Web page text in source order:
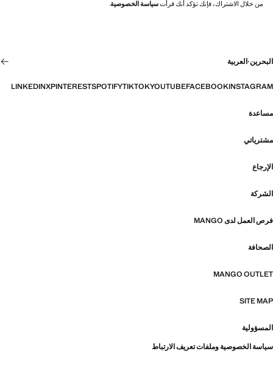
من خلال الاشتراك، فإنك تؤكد أنك قرأتسياسة الخصوصية.
البحرين·العربية
INSTAGRAM
FACEBOOK
YOUTUBE
TIKTOK
SPOTIFY
PINTEREST
X
LINKEDIN
مساعدة
مشترياتي
الإرجاع
الشركة
فرص العمل لدى MANGO
الصحافة
MANGO OUTLET
SITE MAP
المسؤولية
سياسة الخصوصية وملفات تعريف الارتباط